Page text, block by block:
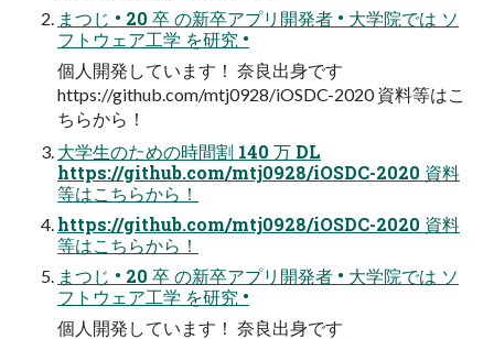
まつじ • 20 卒 の新卒アプリ開発者 • 大学院では ソ
フトウェア工学 を研究 •
個人開発しています！ 奈良出身です
https://github.com/mtj0928/iOSDC-2020 資料等はこ
ちらから！
大学生のための時間割 140 万 DL
https://github.com/mtj0928/iOSDC-2020 資料
等はこちらから！
https://github.com/mtj0928/iOSDC-2020 資料
等はこちらから！
まつじ • 20 卒 の新卒アプリ開発者 • 大学院では ソ
フトウェア工学 を研究 •
個人開発しています！ 奈良出身です